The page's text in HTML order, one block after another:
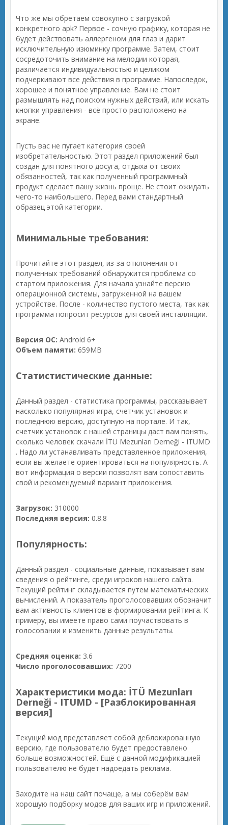
Что же мы обретаем совокупно с загрузкой
конкретного apk? Первое - сочную графику, которая не
будет действовать аллергеном для глаз и дарит
исключительную изюминку программе. Затем, стоит
сосредоточить внимание на мелодии которая,
различается индивидуальностью и целиком
подчеркивают все действия в программе. Напоследок,
хорошее и понятное управление. Вам не стоит
размышлять над поиском нужных действий, или искать
кнопки управления - всё просто расположено на
экране.
Пусть вас не пугает категория своей
изобретательностью. Этот раздел приложений был
создан для понятного досуга, отдыха от своих
обязанностей, так как полученный программный
продукт сделает вашу жизнь проще. Не стоит ожидать
чего-то наибольшего. Перед вами стандартный
образец этой категории.
Минимальные требования:
Прочитайте этот раздел, из-за отклонения от
полученных требований обнаружится проблема со
стартом приложения. Для начала узнайте версию
операционной системы, загруженной на вашем
устройстве. После - количество пустого места, так как
программа попросит ресурсов для своей инсталляции.
Версия ОС: Android 6+
Объем памяти: 659MB
Статистистические данные:
Данный раздел - статистика программы, рассказывает
насколько популярная игра, счетчик установок и
последнюю версию, доступную на портале. И так,
счетчик установок с нашей страницы даст вам понять,
сколько человек скачали İTÜ Mezunları Derneği - ITUMD
. Надо ли устанавливать представленное приложения,
если вы желаете ориентироваться на популярность. А
вот информация о версии позволят вам сопоставить
свой и рекомендуемый вариант приложения.
Загрузок: 310000
Последняя версия: 0.8.8
Популярность:
Данный раздел - социальные данные, показывает вам
сведения о рейтинге, среди игроков нашего сайта.
Текущий рейтинг складывается путем математических
вычислений. А показатель проголосовавших обозначит
вам активность клиентов в формировании рейтинга. К
примеру, вы имеете право сами поучаствовать в
голосовании и изменить данные результаты.
Средняя оценка: 3.6
Число проголосовавших: 7200
Характеристики мода: İTÜ Mezunları
Derneği - ITUMD - [Разблокированная
версия]
Текущий мод представляет собой деблокированную
версию, где пользователю будет предоставлено
больше возможностей. Ещё с данной модификацией
пользователю не будет надоедать реклама.
Заходите на наш сайт почаще, а мы соберём вам
хорошую подборку модов для ваших игр и приложений.